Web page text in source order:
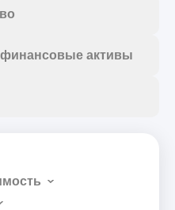
активы